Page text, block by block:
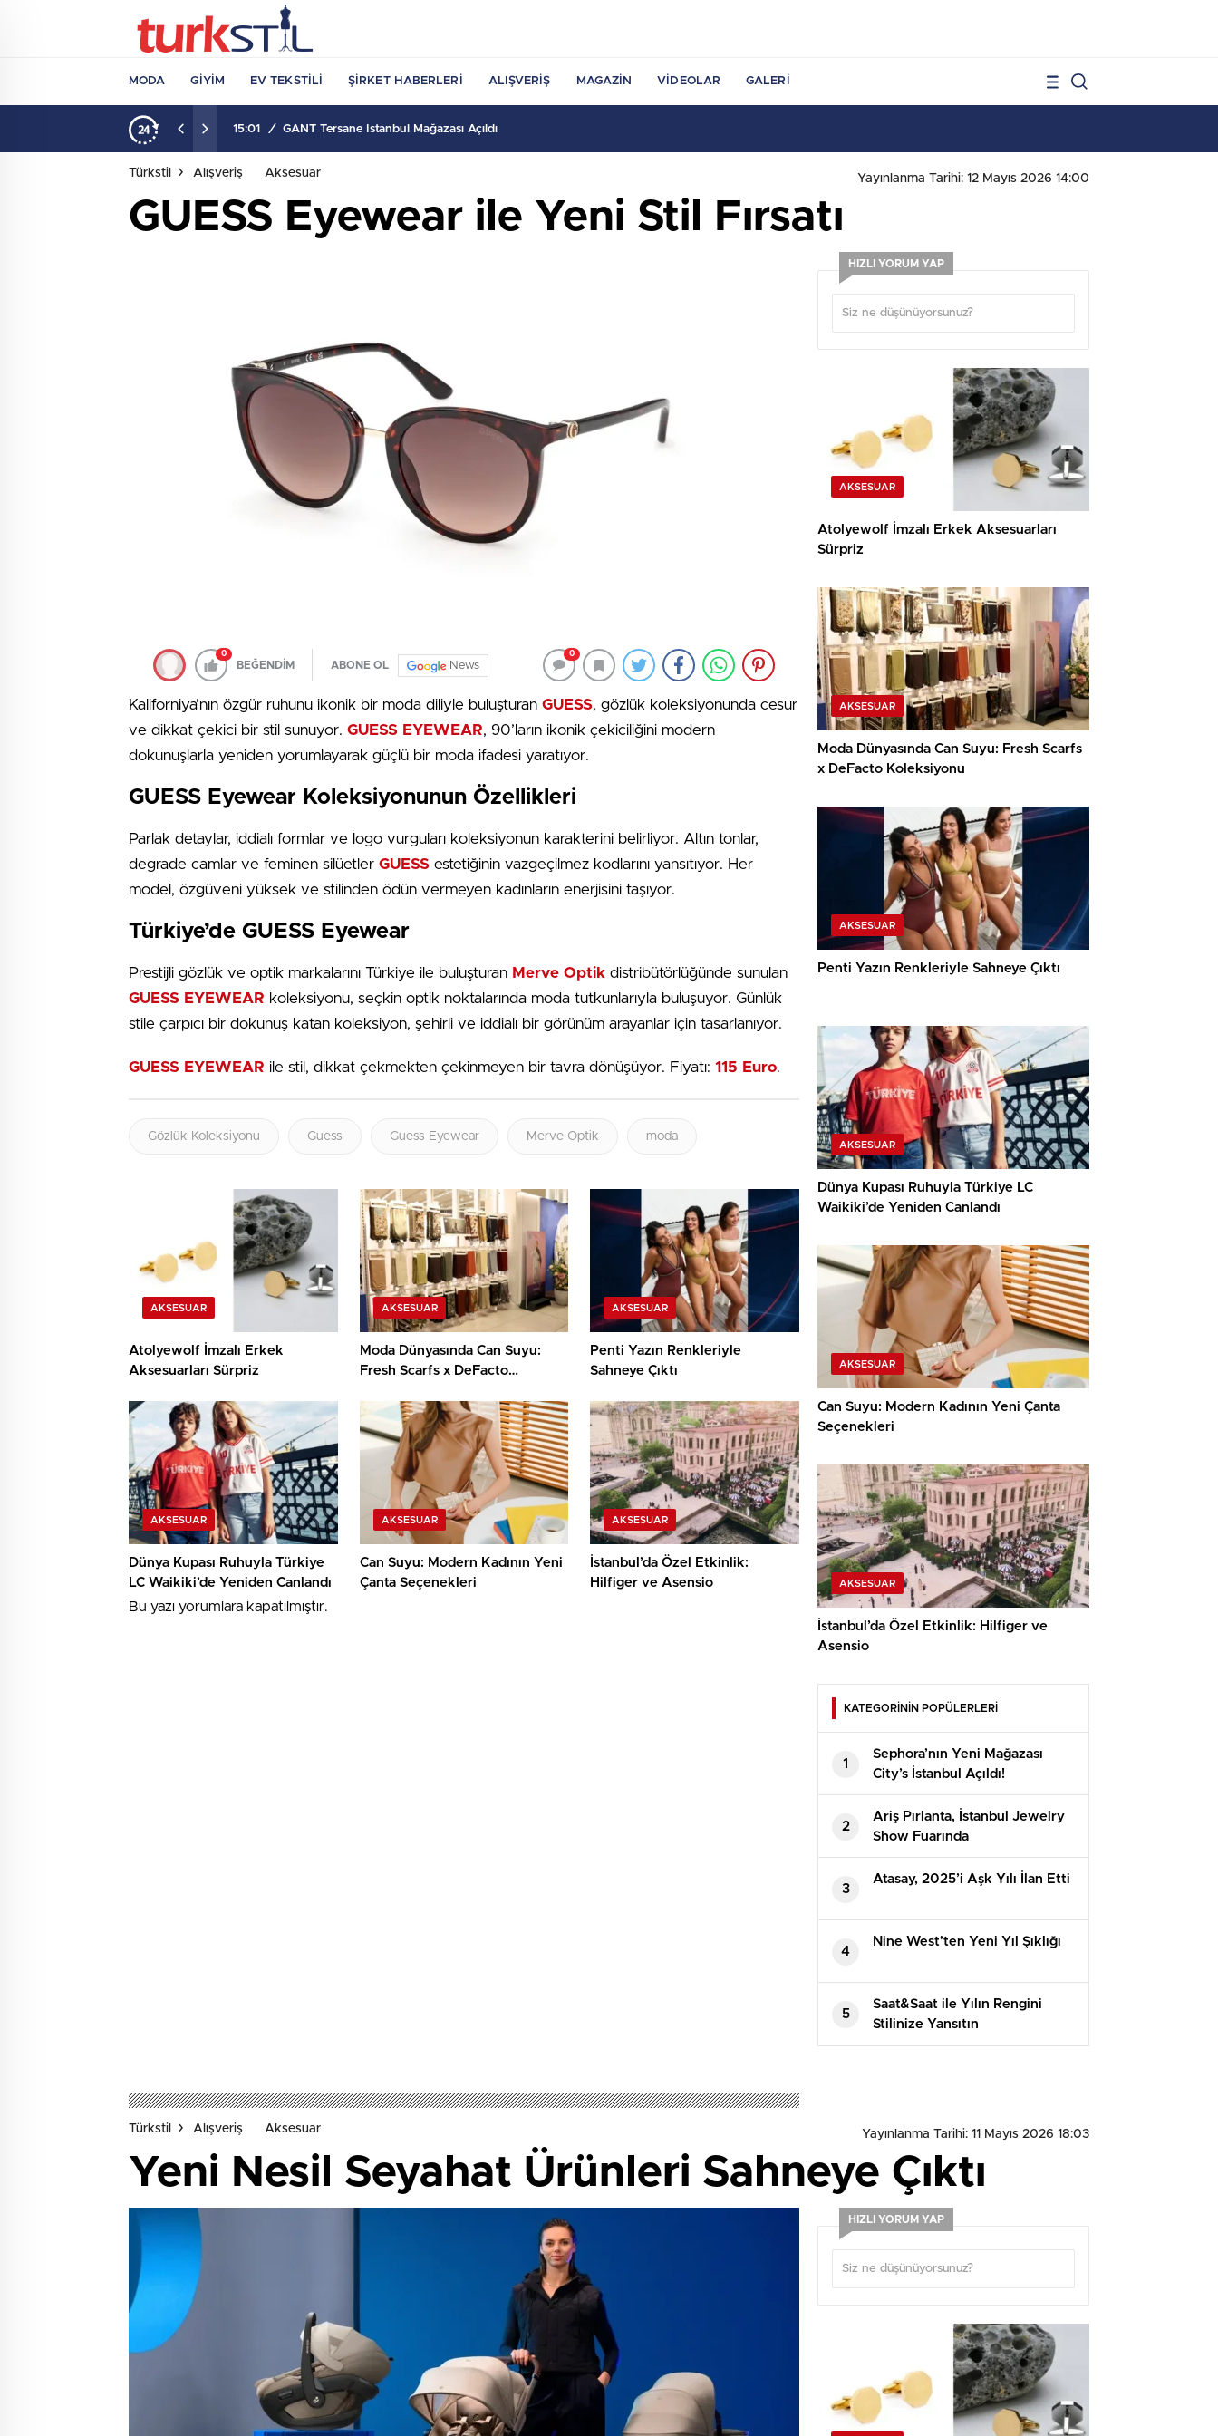
MODA GIYIM EV TEKSTILI ŞIRKET HABERLERI ALIŞVERIŞ MAGAZIN VIDEOLAR GALERI
15:01 / GANT Tersane İstanbul Mağazası Açıldı
Türkstil Alışveriş Aksesuar Yayınlanma Tarihi: 12 Mayıs 2026 14:00
GUESS Eyewear ile Yeni Stil Fırsatı
0
BEĞENDİM ABONE OL News
0
Kaliforniya’nın özgür ruhunu ikonik bir moda diliyle buluşturan GUESS, gözlük koleksiyonunda cesur
ve dikkat çekici bir stil sunuyor. GUESS EYEWEAR, 90’ların ikonik çekiciliğini modern
dokunuşlarla yeniden yorumlayarak güçlü bir moda ifadesi yaratıyor.
GUESS Eyewear Koleksiyonunun Özellikleri
Parlak detaylar, iddialı formlar ve logo vurguları koleksiyonun karakterini belirliyor. Altın tonlar,
degrade camlar ve feminen silüetler GUESS estetiğinin vazgeçilmez kodlarını yansıtıyor. Her
model, özgüveni yüksek ve stilinden ödün vermeyen kadınların enerjisini taşıyor.
Türkiye’de GUESS Eyewear
Prestijli gözlük ve optik markalarını Türkiye ile buluşturan Merve Optik distribütörlüğünde sunulan
GUESS EYEWEAR koleksiyonu, seçkin optik noktalarında moda tutkunlarıyla buluşuyor. Günlük
stile çarpıcı bir dokunuş katan koleksiyon, şehirli ve iddialı bir görünüm arayanlar için tasarlanıyor.
GUESS EYEWEAR ile stil, dikkat çekmekten çekinmeyen bir tavra dönüşüyor. Fiyatı: 115 Euro.
Gözlük Koleksiyonu Guess Guess Eyewear Merve Optik moda
AKSESUAR
Atolyewolf İmzalı Erkek
Aksesuarları Sürpriz
AKSESUAR
Moda Dünyasında Can Suyu:
Fresh Scarfs x DeFacto
AKSESUAR
Penti Yazın Renkleriyle
Sahneye Çıktı
AKSESUAR
Dünya Kupası Ruhuyla Türkiye
LC Waikiki’de Yeniden Canlandı
AKSESUAR
Can Suyu: Modern Kadının Yeni
Çanta Seçenekleri
AKSESUAR
İstanbul’da Özel Etkinlik:
Hilfiger ve Asensio
Bu yazı yorumlara kapatılmıştır.
HIZLI YORUM YAP
AKSESUAR
Atolyewolf İmzalı Erkek Aksesuarları
Sürpriz
AKSESUAR
Moda Dünyasında Can Suyu: Fresh Scarfs
x DeFacto Koleksiyonu
AKSESUAR
Penti Yazın Renkleriyle Sahneye Çıktı
AKSESUAR
Dünya Kupası Ruhuyla Türkiye LC
Waikiki’de Yeniden Canlandı
AKSESUAR
Can Suyu: Modern Kadının Yeni Çanta
Seçenekleri
AKSESUAR
İstanbul’da Özel Etkinlik: Hilfiger ve
Asensio
KATEGORİNİN POPÜLERLERİ
1
Sephora’nın Yeni Mağazası
City’s İstanbul Açıldı!
2
Ariş Pırlanta, İstanbul Jewelry
Show Fuarında
3
Atasay, 2025’i Aşk Yılı İlan Etti
4
Nine West’ten Yeni Yıl Şıklığı
5
Saat&Saat ile Yılın Rengini
Stilinize Yansıtın
Türkstil Alışveriş Aksesuar Yayınlanma Tarihi: 11 Mayıs 2026 18:03
Yeni Nesil Seyahat Ürünleri Sahneye Çıktı
HIZLI YORUM YAP